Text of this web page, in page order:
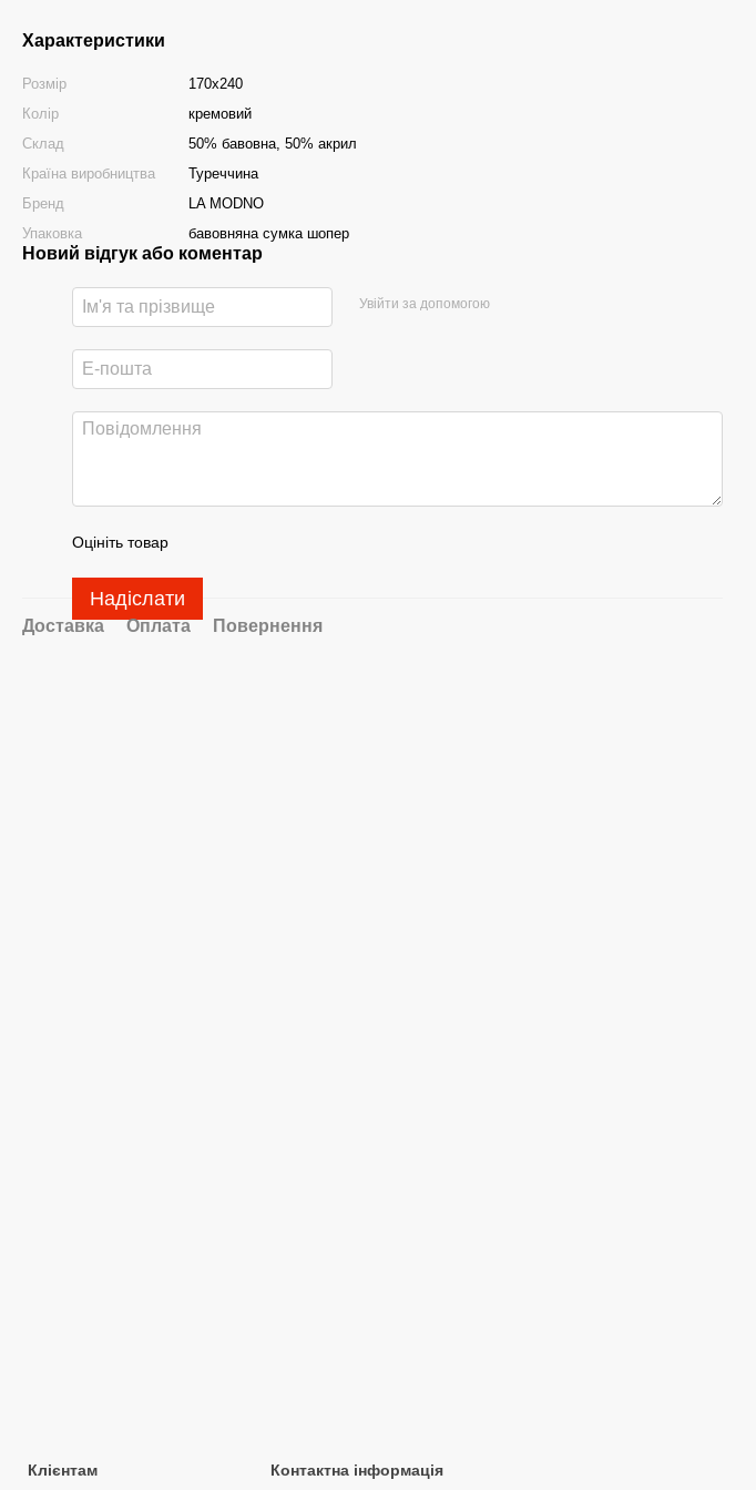
Характеристики
Розмір
170х240
Колір
кремовий
Склад
50% бавовна, 50% акрил
Країна виробництва
Туреччина
Бренд
LA MODNO
Упаковка
бавовняна сумка шопер
Новий відгук або коментар
Увійти за допомогою
Оцініть товар
Надіслати
Доставка Оплата Повернення
Клієнтам Контактна інформація